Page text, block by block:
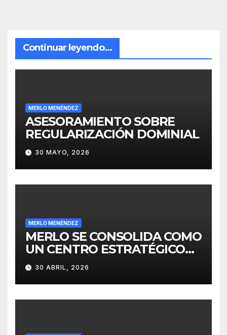
Continuar leyendo...
MERLO MENÉNDEZ
ASESORAMIENTO SOBRE
REGULARIZACIÓN DOMINIAL
30 MAYO, 2026
MERLO MENÉNDEZ
MERLO SE CONSOLIDA COMO
UN CENTRO ESTRATÉGICO
PARA EL DESARROLLO DE
INVERSIONES
30 ABRIL, 2026